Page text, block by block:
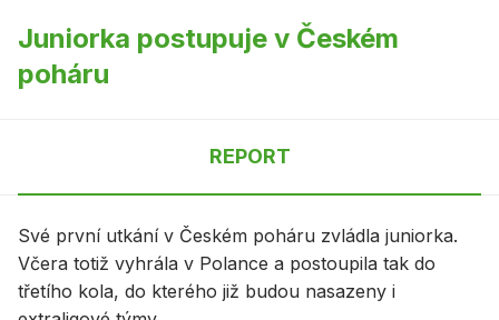
Juniorka postupuje v Českém
poháru
REPORT
Své první utkání v Českém poháru zvládla juniorka.
Včera totiž vyhrála v Polance a postoupila tak do
třetího kola, do kterého již budou nasazeny i